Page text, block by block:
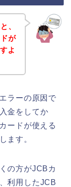
、
が
よ
ラーの原因で
金をしてか
ードが使える
ます。
の方がJCBカ
利用したJCB